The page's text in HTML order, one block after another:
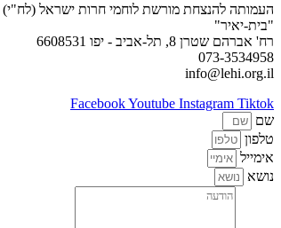
העמותה להנצחת מורשת לוחמי חרות ישראל (לח"י)
"בית-יאיר"
רח' אברהם שטרן 8, תל-אביב - יפו 6608531
073-3534958
info@lehi.org.il
FacebookYoutube Instagram Tiktok
שם
טלפון
אימייל
נושא